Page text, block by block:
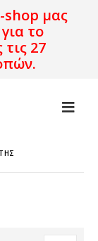
shop μας
το
27